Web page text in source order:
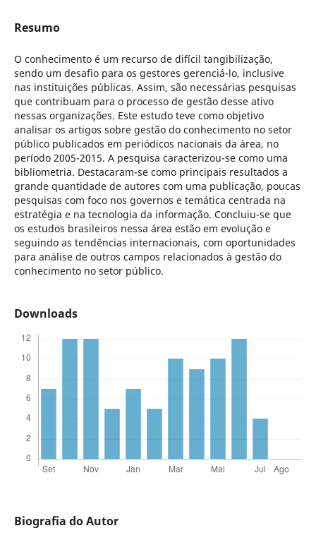
Resumo
O conhecimento é um recurso de difícil tangibilização,
sendo um desafio para os gestores gerenciá-lo, inclusive
nas instituições públicas. Assim, são necessárias pesquisas
que contribuam para o processo de gestão desse ativo
nessas organizações. Este estudo teve como objetivo
analisar os artigos sobre gestão do conhecimento no setor
público publicados em periódicos nacionais da área, no
período 2005-2015. A pesquisa caracterizou-se como uma
bibliometria. Destacaram-se como principais resultados a
grande quantidade de autores com uma publicação, poucas
pesquisas com foco nos governos e temática centrada na
estratégia e na tecnologia da informação. Concluiu-se que
os estudos brasileiros nessa área estão em evolução e
seguindo as tendências internacionais, com oportunidades
para análise de outros campos relacionados à gestão do
conhecimento no setor público.
Downloads
Biografia do Autor